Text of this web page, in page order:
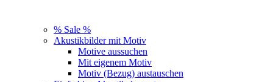
% Sale %
Akustikbilder mit Motiv
Motive aussuchen
Mit eigenem Motiv
Motiv (Bezug) austauschen